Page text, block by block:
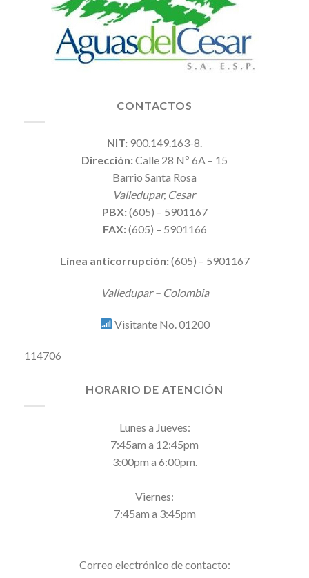
CONTACTOS
NIT: 900.149.163-8.
Dirección:Calle 28 Nº 6A – 15
Barrio Santa Rosa
Valledupar, Cesar
PBX:(605) – 5901167
FAX:(605) – 5901166
Línea anticorrupción:(605) – 5901167
Valledupar – Colombia
Visitante No. 01200
114706
HORARIO DE ATENCIÓN
Lunes a Jueves:
7:45am a 12:45pm
3:00pm a 6:00pm.
Viernes:
7:45am a 3:45pm
Correo electrónico de contacto: